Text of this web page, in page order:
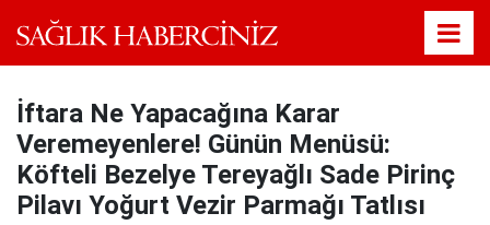
İftara Ne Yapacağına Karar
Veremeyenlere! Günün Menüsü:
Köfteli Bezelye Tereyağlı Sade Pirinç
Pilavı Yoğurt Vezir Parmağı Tatlısı